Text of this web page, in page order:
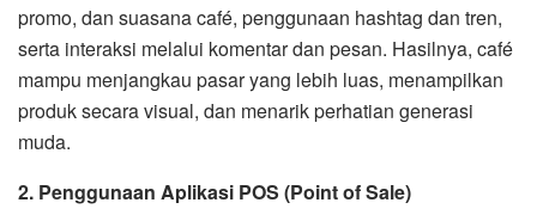
promo, dan suasana café, penggunaan hashtag dan tren,
serta interaksi melalui komentar dan pesan. Hasilnya, café
mampu menjangkau pasar yang lebih luas, menampilkan
produk secara visual, dan menarik perhatian generasi
muda.
2. Penggunaan Aplikasi POS (Point of Sale)